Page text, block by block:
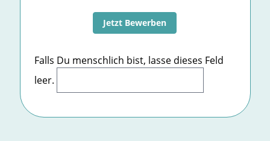
Jetzt Bewerben
Falls Du menschlich bist, lasse dieses Feld
leer.